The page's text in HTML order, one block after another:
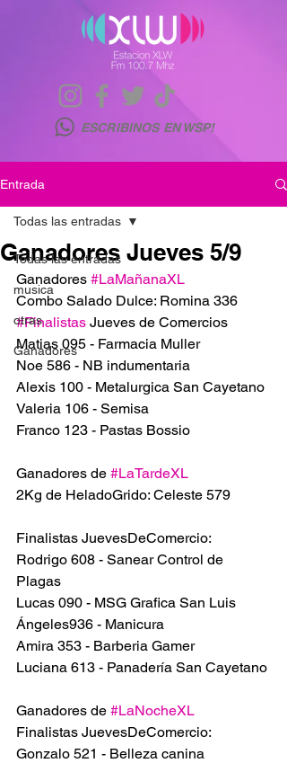
ESCRIBINOS EN WSP!
Entrada
Todas las entradas
musica
otras
Ganadores
Todas las entradas
Ganadores Jueves 5/9
Ganadores #LaMañanaXL
Combo Salado Dulce: Romina 336
#Finalistas Jueves de Comercios
Matias 095 - Farmacia Muller
Noe 586 - NB indumentaria
Alexis 100 - Metalurgica San Cayetano
Valeria 106 - Semisa
Franco 123 - Pastas Bossio
Ganadores de #LaTardeXL
2Kg de HeladoGrido: Celeste 579
Finalistas JuevesDeComercio:
Rodrigo 608 - Sanear Control de
Plagas
Lucas 090 - MSG Grafica San Luis
Ángeles936 - Manicura
Amira 353 - Barberia Gamer
Luciana 613 - Panadería San Cayetano
Ganadores de #LaNocheXL
Finalistas JuevesDeComercio:
Gonzalo 521 - Belleza canina